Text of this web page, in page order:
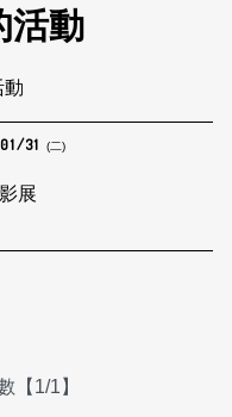
活動
動
31 (二)
展
【1/1】